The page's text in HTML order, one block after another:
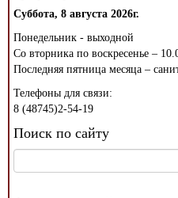
Суббота, 8 августа 2026г.
Понедельник - выходной
Со вторника по воскресенье –
Последняя пятница месяца –
Телефоны для связи:
8 (48745)2-54-19
Поиск по сайту